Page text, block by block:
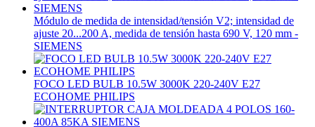
Módulo de medida de intensidad/tensión V2; intensidad de
ajuste 20...200 A, medida de tensión hasta 690 V, 120 mm -
SIEMENS
FOCO LED BULB 10.5W 3000K 220-240V E27
ECOHOME PHILIPS